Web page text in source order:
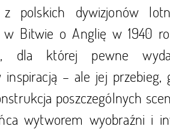
polskich dywizjonów
w Bitwie o Anglię w 1940
dla której pewne
inspiracją – ale jej przebieg,
poszczególnych
wytworem wyobraźni i